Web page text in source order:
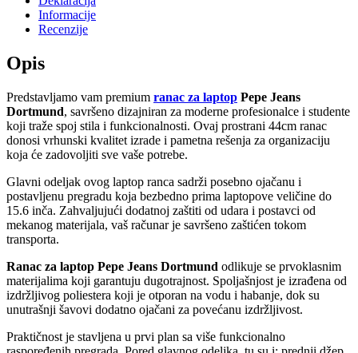
Informacije
Recenzije
Opis
Predstavljamo vam premium ranac za laptop Pepe Jeans
Dortmund, savršeno dizajniran za moderne profesionalce i studente
koji traže spoj stila i funkcionalnosti. Ovaj prostrani 44cm ranac
donosi vrhunski kvalitet izrade i pametna rešenja za organizaciju
koja će zadovoljiti sve vaše potrebe.
Glavni odeljak ovog laptop ranca sadrži posebno ojačanu i
postavljenu pregradu koja bezbedno prima laptopove veličine do
15.6 inča. Zahvaljujući dodatnoj zaštiti od udara i postavci od
mekanog materijala, vaš računar je savršeno zaštićen tokom
transporta.
Ranac za laptop Pepe Jeans Dortmund odlikuje se prvoklasnim
materijalima koji garantuju dugotrajnost. Spoljašnjost je izrađena od
izdržljivog poliestera koji je otporan na vodu i habanje, dok su
unutrašnji šavovi dodatno ojačani za povećanu izdržljivost.
Praktičnost je stavljena u prvi plan sa više funkcionalno